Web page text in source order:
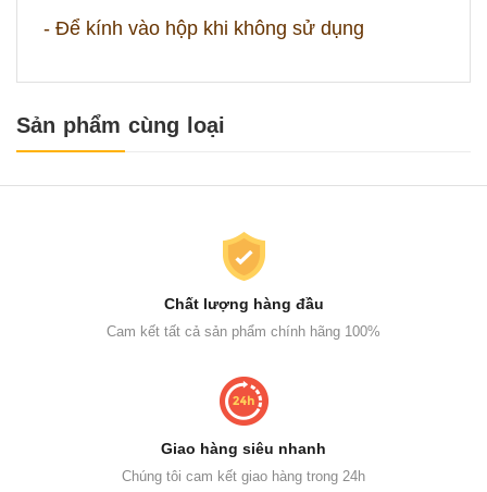
- Để kính vào hộp khi không sử dụng
Sản phẩm cùng loại
Chất lượng hàng đầu
Cam kết tất cả sản phẩm chính hãng 100%
Giao hàng siêu nhanh
Chúng tôi cam kết giao hàng trong 24h